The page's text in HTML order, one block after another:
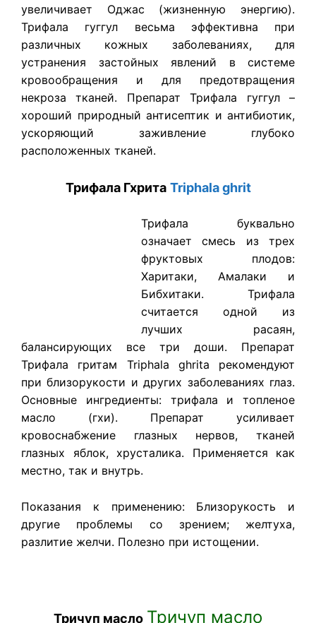
увеличивает Оджас (жизненную энергию).
Трифала гуггул весьма эффективна при
различных кожных заболеваниях, для
устранения застойных явлений в системе
кровообращения и для предотвращения
некроза тканей. Препарат Трифала гуггул –
хороший природный антисептик и антибиотик,
ускоряющий заживление глубоко
расположенных тканей.
Трифала Гхрита Triphala ghrit
Трифала буквально
означает смесь из трех
фруктовых плодов:
Харитаки, Амалаки и
Бибхитаки. Трифала
считается одной из
лучших расаян,
балансирующих все три доши. Препарат
Трифала гритам Triphala ghrita рекомендуют
при близорукости и других заболеваниях глаз.
Основные ингредиенты: трифала и топленое
масло (гхи). Препарат усиливает
кровоснабжение глазных нервов, тканей
глазных яблок, хрусталика. Применяется как
местно, так и внутрь.
Показания к применению: Близорукость и
другие проблемы со зрением; желтуха,
разлитие желчи. Полезно при истощении.
Тричуп масло Тричуп масло